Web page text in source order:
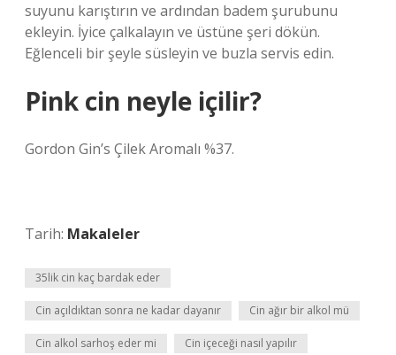
suyunu karıştırın ve ardından badem şurubunu
ekleyin. İyice çalkalayın ve üstüne şeri dökün.
Eğlenceli bir şeyle süsleyin ve buzla servis edin.
Pink cin neyle içilir?
Gordon Gin’s Çilek Aromalı %37.
Tarih: Makaleler
35lik cin kaç bardak eder
Cin açıldıktan sonra ne kadar dayanır Cin ağır bir alkol mü
Cin alkol sarhoş eder mi Cin içeceği nasıl yapılır